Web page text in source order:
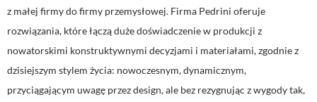
z małej firmy do firmy przemysłowej. Firma Pedrini oferuje
rozwiązania, które łączą duże doświadczenie w produkcji z
nowatorskimi konstruktywnymi decyzjami i materiałami, zgodnie z
dzisiejszym stylem życia: nowoczesnym, dynamicznym,
przyciągającym uwagę przez design, ale bez rezygnując z wygody tak,